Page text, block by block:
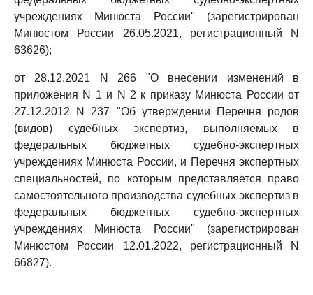
учреждениях Минюста России" (зарегистрирован
Минюстом России 26.05.2021, регистрационный N
63626);
от 28.12.2021 N 266 "О внесении изменений в
приложения N 1 и N 2 к приказу Минюста России от
27.12.2012 N 237 "Об утверждении Перечня родов
(видов) судебных экспертиз, выполняемых в
федеральных бюджетных судебно-экспертных
учреждениях Минюста России, и Перечня экспертных
специальностей, по которым представляется право
самостоятельного производства судебных экспертиз в
федеральных бюджетных судебно-экспертных
учреждениях Минюста России" (зарегистрирован
Минюстом России 12.01.2022, регистрационный N
66827).